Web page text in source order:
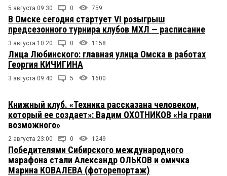
5 августа 09:30 0 759
В Омске сегодня стартует VI розыгрыш
предсезонного турнира клубов МХЛ — расписание
3 августа 10:20 0 1158
Лица Любинского: главная улица Омска в работах
Георгия КИЧИГИНА
3 августа 09:40 5 1600
Книжный клуб. «Техника рассказана человеком,
который ее создает»: Вадим ОХОТНИКОВ «На грани
возможного»
2 августа 23:00 0 1249
Победителями Сибирского международного
марафона стали Александр ОЛЬКОВ и омичка
Марина КОВАЛЕВА (фоторепортаж)